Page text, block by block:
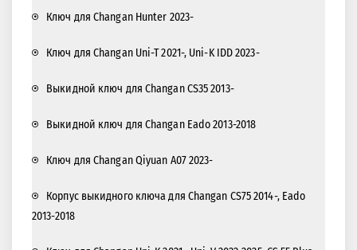
Ключ для Changan Hunter 2023-
Ключ для Changan Uni-T 2021-, Uni-K IDD 2023-
Выкидной ключ для Changan CS35 2013-
Выкидной ключ для Changan Eado 2013-2018
Ключ для Changan Qiyuan A07 2023-
Корпус выкидного ключа для Changan CS75 2014-, Eado
2013-2018